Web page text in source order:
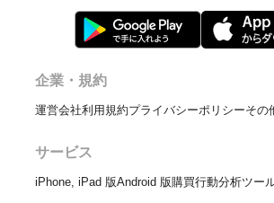
企業・規約
運営会社利用規約プライバシーポリシーその
サービス
iPhone, iPad 版Android 版購買行動分析ツー